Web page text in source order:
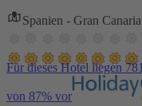
Spanien - Gran
Für dieses Hotel liegen
von 87% vor